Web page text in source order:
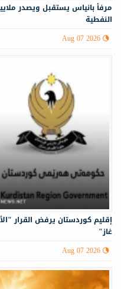
مرفأ بانياس يستقبل ويصدر
النفطية
Aug 07 2026
إقليم كوردستان يرفض القرار
غاز"
Aug 07 2026